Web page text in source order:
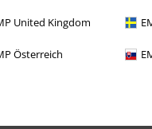
United Kingdom
Österreich